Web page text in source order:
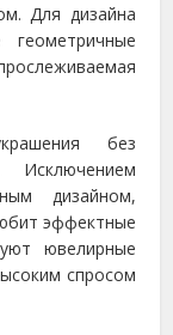
Для дизайна
без
Исключением
дизайном,
эффектные
ювелирные
спросом